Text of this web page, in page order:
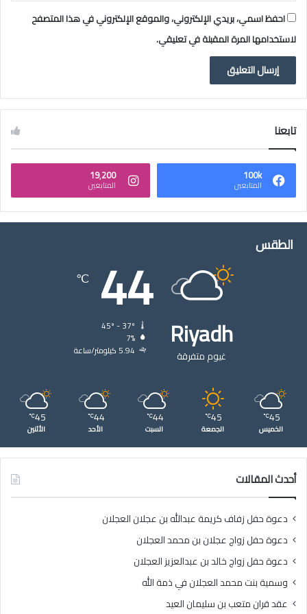
احفظ اسمي، بريدي الإلكتروني، والموقع الإلكتروني في هذا المتصفح
لاستخدامها المرة المقبلة في تعليقي.
تابعنا
100k
المتابعين
19٬200
المتابعين
الطقس
Riyadh
غيوم متفرقة
44
℃
7%
5.94 كيلومتر/ساعة
45
℃
الخميس
45
℃
الجمعة
44
℃
السبت
44
℃
الأحد
45
℃
الأثنين
أحدث المقالات
دعوة حفل زفاف كريمة عبدالله بن عجلان العجلان
دعوة حفل زواج عجلان بن محمد العجلان
دعوة حفل زواج خالد بن عبدالعزيز العجلان
وسمية بنت محمد العجلان في ذمة الله
عقد قران متعب بن سليمان العيد